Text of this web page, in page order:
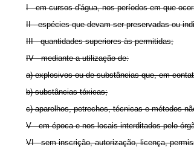
I - em cursos d'água, nos períodos em que
II - espécies que devam ser preservadas ou
III - quantidades superiores às permitidas;
IV - mediante a utilização de:
a) explosivos ou de substâncias que, em
b) substâncias tóxicas;
c) aparelhos, petrechos, técnicas e métodos
V - em época e nos locais interditados pelo
VI - sem inscrição, autorização, licença,